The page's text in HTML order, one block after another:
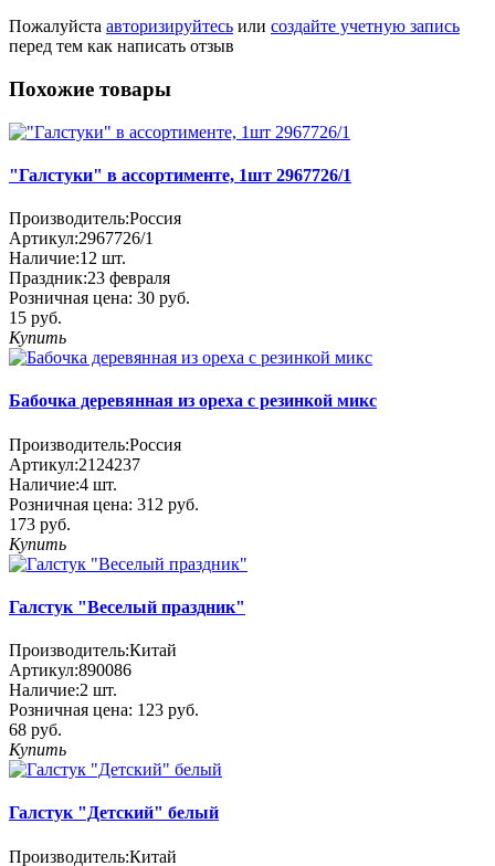
Пожалуйста авторизируйтесь или создайте учетную запись
перед тем как написать отзыв
Похожие товары
"Галстуки" в ассортименте, 1шт 2967726/1
Производитель:Россия
Артикул:2967726/1
Наличие:12 шт.
Праздник:23 февраля
Розничная цена: 30 руб.
15 руб.
Купить
Бабочка деревянная из ореха с резинкой микс
Производитель:Россия
Артикул:2124237
Наличие:4 шт.
Розничная цена: 312 руб.
173 руб.
Купить
Галстук "Веселый праздник"
Производитель:Китай
Артикул:890086
Наличие:2 шт.
Розничная цена: 123 руб.
68 руб.
Купить
Галстук "Детский" белый
Производитель:Китай